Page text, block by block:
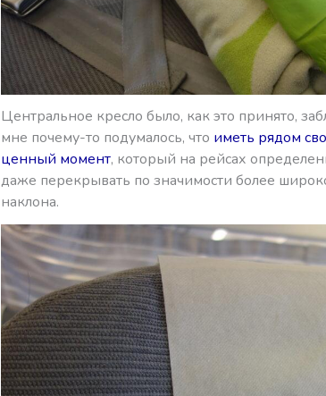
Центральное кресло было, как это принято,
мне почему-то подумалось, что иметь рядом
ценный момент, который на рейсах
даже перекрывать по значимости более
наклона.